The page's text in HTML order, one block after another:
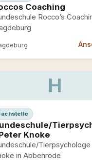
Coaching
Rocco’s
H
Knoke
in Abbenrode